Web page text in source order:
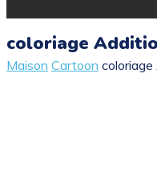
coloriage
Maison Cartoon